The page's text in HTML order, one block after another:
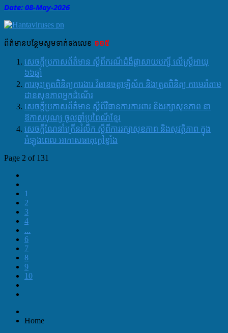
Date: 08-May-2026
ព័ត៌មាន​បន្ថែម​សូម​ទាក់ទង​លេខ​ ១១៥
សេចក្តីប្រកាសព័ត៌មាន ស្តីពីករណីជំងឺផ្តាសាយបក្សី លើស្ត្រីអាយុ
៦៦ឆ្នាំ
ការចុះ​ត្រួតពិនិត្យ​ការងារ វិធាន​ចត្តាឡីស័ក​ និងត្រួត​ពិនិត្យ​ កាមេរ៉ា​តាម​
ដាន​សុខភាព​អ្នកដំណេីរ​
សេចក្តីប្រកាសព័ត៌មាន ស្តីពីវិធានការការពារ និងរក្សាសុខភាព នា
ឱកាសបុណ្យ ចូលឆ្នាំប្រពៃណីខ្មែរ
សេចក្តីណែនាំក្រើនរំលឹក ស្តីពីការរក្សាសុខភាព និងសុវត្ថិភាព ក្នុង
អំឡុងពេល អាកាសធាតុក្តៅខ្លាំង
Page 2 of 131
1
2
3
4
...
6
7
8
9
10
Home